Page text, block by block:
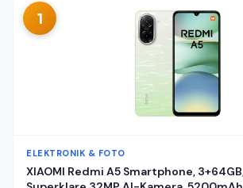
1
ELEKTRONIK & FOTO
XIAOMI Redmi A5 Smartphone,